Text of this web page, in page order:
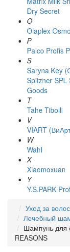
Dry Secret
O
Olaplex Osmo
P
Palco Profis
S
Saryna Key
Spitzner SPL
Goods
T
Tahe Tibolli
V
VIART
W
Wahl
X
Xiaomoxuan
Y
Y.S.PARK
Уход за
Лечебный
Шампунь для
REASONS